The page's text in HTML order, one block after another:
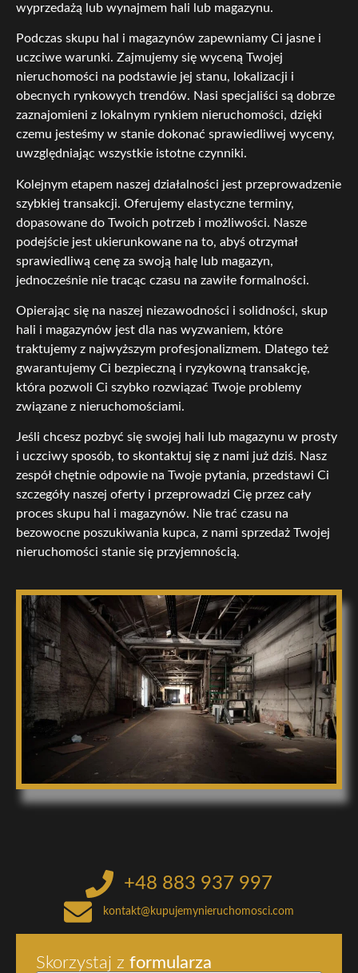
wyprzedażą lub wynajmem hali lub magazynu.
Podczas skupu hal i magazynów zapewniamy Ci jasne i
uczciwe warunki. Zajmujemy się wyceną Twojej
nieruchomości na podstawie jej stanu, lokalizacji i
obecnych rynkowych trendów. Nasi specjaliści są dobrze
zaznajomieni z lokalnym rynkiem nieruchomości, dzięki
czemu jesteśmy w stanie dokonać sprawiedliwej wyceny,
uwzględniając wszystkie istotne czynniki.
Kolejnym etapem naszej działalności jest przeprowadzenie
szybkiej transakcji. Oferujemy elastyczne terminy,
dopasowane do Twoich potrzeb i możliwości. Nasze
podejście jest ukierunkowane na to, abyś otrzymał
sprawiedliwą cenę za swoją halę lub magazyn,
jednocześnie nie tracąc czasu na zawiłe formalności.
Opierając się na naszej niezawodności i solidności, skup
hali i magazynów jest dla nas wyzwaniem, które
traktujemy z najwyższym profesjonalizmem. Dlatego też
gwarantujemy Ci bezpieczną i ryzykowną transakcję,
która pozwoli Ci szybko rozwiązać Twoje problemy
związane z nieruchomościami.
Jeśli chcesz pozbyć się swojej hali lub magazynu w prosty
i uczciwy sposób, to skontaktuj się z nami już dziś. Nasz
zespół chętnie odpowie na Twoje pytania, przedstawi Ci
szczegóły naszej oferty i przeprowadzi Cię przez cały
proces skupu hal i magazynów. Nie trać czasu na
bezowocne poszukiwania kupca, z nami sprzedaż Twojej
nieruchomości stanie się przyjemnością.
+48 883 937 997
kontakt@kupujemynieruchomosci.com
Skorzystaj z formularza